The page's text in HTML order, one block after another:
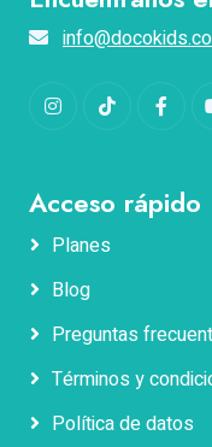
InstagramTikTok
Acceso rápido
Planes
Blog
Preguntas
Términos y
Política de datos
Nombres
Apellidos